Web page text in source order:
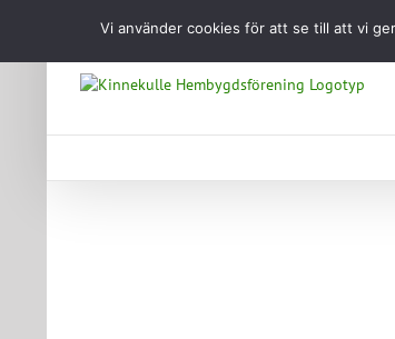
Vi använder cookies för att se till att vi